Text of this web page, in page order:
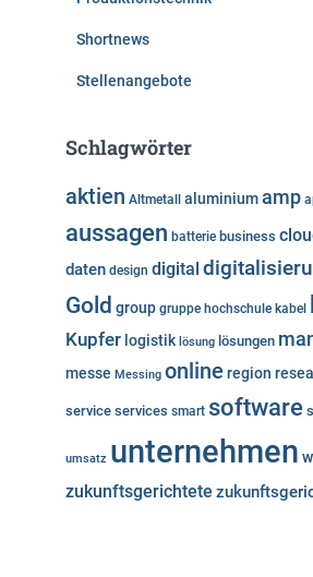
Shortnews
Stellenangebote
Schlagwörter
aktien Altmetall aluminiumamp
aussagen batterie business
daten design digital
Gold group gruppe hochschule kabel
Kupfer logistik lösung lösungen
messe Messing online region
service services smart software
umsatz unternehmen
zukunftsgerichtete